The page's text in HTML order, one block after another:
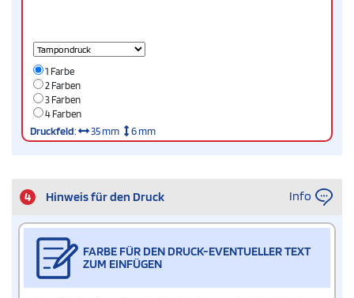
1 Farbe
2 Farben
3 Farben
4 Farben
Druckfeld: 35 mm 6 mm
4 Hinweis für den Druck Info
FARBE FÜR DEN DRUCK-EVENTUELLER TEXT
ZUM EINFÜGEN